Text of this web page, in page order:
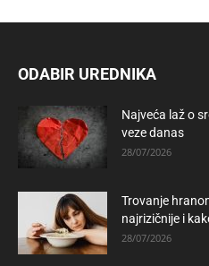
ODABIR UREDNIKA
Najveća laž o
veze danas
28/07/2026
Trovanje
najrizičnije i
28/07/2026